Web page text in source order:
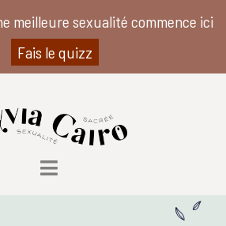
meilleure sexualité commence ici
Fais le quizz